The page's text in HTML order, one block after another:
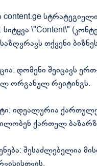
სტრატეგიული
სიტყვა \"Content\"
თქვენი
დომენი შეიცავს
ორგანულ რეიტინგს.
იდეალურია
ქართულ ბაზარზე
შესაძლებელია